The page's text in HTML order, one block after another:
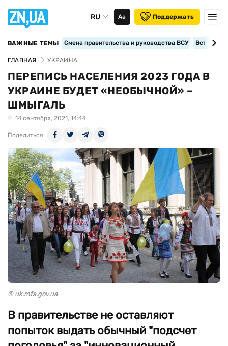
RU Аа Поддержать
ВАЖНЫЕ ТЕМЫ Смена правительства и руководства ВСУ
ГЛАВНАЯ УКРАИНА
ПЕРЕПИСЬ НАСЕЛЕНИЯ 2023 ГОДА В
УКРАИНЕ БУДЕТ «НЕОБЫЧНОЙ» –
ШМЫГАЛЬ
14 сентября, 2021, 14:44
Поделиться
© uk.mfa.gov.ua
В правительстве не оставляют
попыток выдать обычный "подсчет